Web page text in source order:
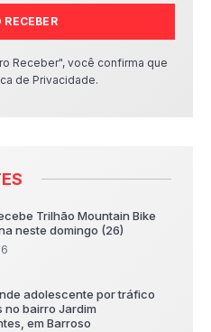
RECEBER
Receber", você confirma que
de Privacidade.
Trilhão Mountain Bike
neste domingo (26)
adolescente por tráfico
no bairro Jardim
em Barroso